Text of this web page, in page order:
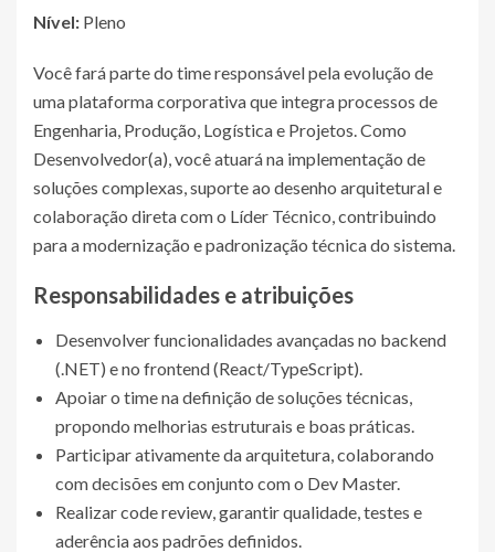
Nível: Pleno
Você fará parte do time responsável pela evolução de
uma plataforma corporativa que integra processos de
Engenharia, Produção, Logística e Projetos. Como
Desenvolvedor(a), você atuará na implementação de
soluções complexas, suporte ao desenho arquitetural e
colaboração direta com o Líder Técnico, contribuindo
para a modernização e padronização técnica do sistema.
Responsabilidades e atribuições
Desenvolver funcionalidades avançadas no backend
(.NET) e no frontend (React/TypeScript).
Apoiar o time na definição de soluções técnicas,
propondo melhorias estruturais e boas práticas.
Participar ativamente da arquitetura, colaborando
com decisões em conjunto com o Dev Master.
Realizar code review, garantir qualidade, testes e
aderência aos padrões definidos.